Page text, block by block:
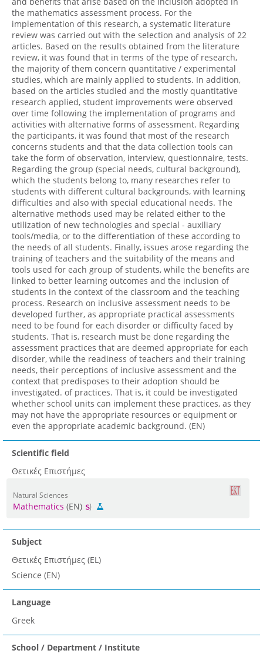
the mathematics assessment process. For the
implementation of this research, a systematic literature
review was carried out with the selection and analysis of 22
articles. Based on the results obtained from the literature
review, it was found that in terms of the type of research,
the majority of them concern quantitative / experimental
studies, which are mainly applied to students. In addition,
based on the articles studied and the mostly quantitative
research applied, student improvements were observed
over time following the implementation of programs and
activities with alternative forms of assessment. Regarding
the participants, it was found that most of the research
concerns students and that the data collection tools can
take the form of observation, interview, questionnaire, tests.
Regarding the group (special needs, cultural background),
which the students belong to, many researches refer to
students with different cultural backgrounds, with learning
difficulties and also with special educational needs. The
alternative methods used may be related either to the
utilization of new technologies and special - auxiliary
tools/media, or to the differentiation of these according to
the needs of all students. Finally, issues arose regarding the
training of teachers and the suitability of the means and
tools used for each group of students, while the benefits are
linked to better learning outcomes and the inclusion of
students in the context of the classroom and the teaching
process. Research on inclusive assessment needs to be
developed further, as appropriate practical assessments
need to be found for each disorder or difficulty faced by
students. That is, research must be done regarding the
assessment practices that are deemed appropriate for each
disorder, while the readiness of teachers and their training
needs, their perceptions of inclusive assessment and the
context that predisposes to their adoption should be
investigated. of practices. That is, it could be investigated
whether school units can implement these practices, as they
may not have the appropriate resources or equipment or
even the appropriate academic background. (EN)
Scientific field
Θετικές Επιστήμες
Natural Sciences
Mathematics (EN)
Subject
Θετικές Επιστήμες (EL)
Science (EN)
Language
Greek
School / Department / Institute